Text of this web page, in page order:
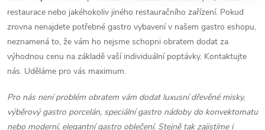
restaurace nebo jakéhokoliv jiného restauračního zařízení. Pokud
zrovna nenajdete potřebné gastro vybavení v našem gastro eshopu,
neznamená to, že vám ho nejsme schopni obratem dodat za
výhodnou cenu na základě vaší individuální poptávky. Kontaktujte
nás. Uděláme pro vás maximum.
Pro nás není problém obratem vám dodat luxusní dřevěné misky,
výběrový gastro porcelán, speciální gastro nádoby do konvektomatu
nebo moderní, elegantní gastro oblečení. Stejně tak zajistíme i